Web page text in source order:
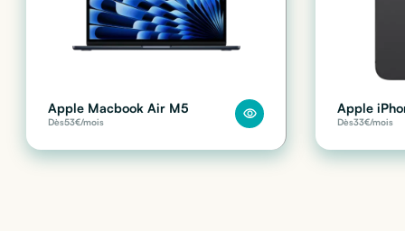
Apple Macbook Air M5
Dès53€/mois
Apple
Dès33€/mois